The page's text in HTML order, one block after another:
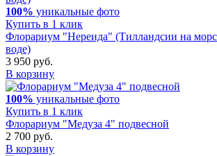
100% уникальные фото
Купить в 1 клик
Флорариум "Нереида" (Тилландсии на
воде)
3 950 руб.
В корзину
100% уникальные фото
Купить в 1 клик
Флорариум "Медуза 4" подвесной
2 700 руб.
В корзину